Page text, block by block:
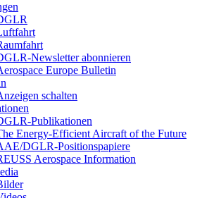
Newsletter abonnieren
Europe Bulletin
schalten
Publikationen
Energy-Efficient Aircraft of the Future
DGLR-Positionspapiere
Aerospace Information